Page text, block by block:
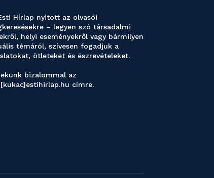
Hírlap nyitott az olvasói
– legyen szó társadalmi
helyi eseményekről vagy bármilyen
témáról, szívesen fogadjuk a
ötleteket és észrevételeket.
bizalommal az
címre.